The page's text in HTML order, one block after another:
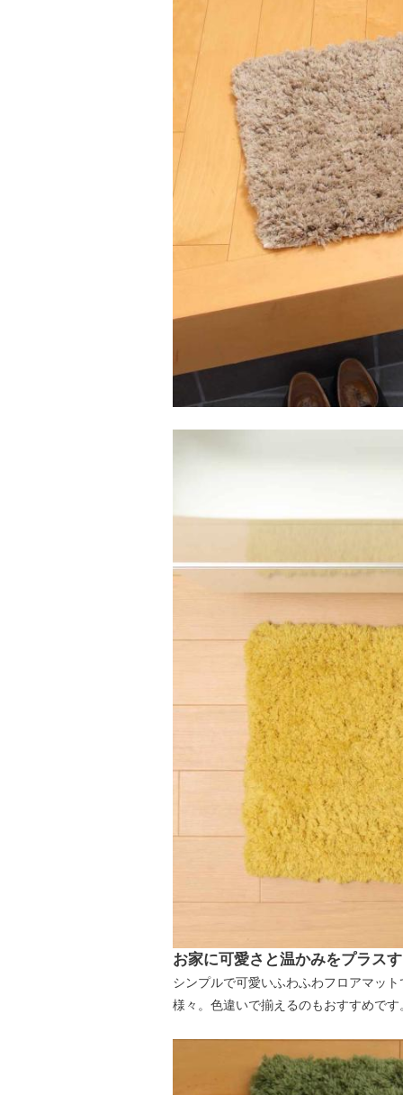
お家に可愛さと温かみをプラス
シンプルで可愛いふわふわフロアマッ
様々。色違いで揃えるのもおすすめです